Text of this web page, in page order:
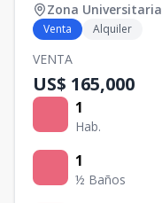
Zona Universitaria
Venta Alquiler
VENTA
US$ 165,000
1
Hab.
1
½ Baños